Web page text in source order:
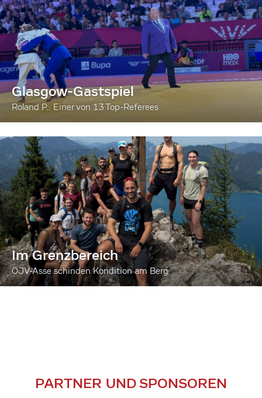
Glasgow-Gastspiel
Roland P.: Einer von 13 Top-Referees
Im Grenzbereich
ÖJV-Asse schinden Kondition am Berg
PARTNER UND SPONSOREN